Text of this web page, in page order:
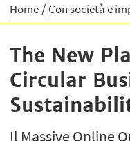
Home Con società e
The New
Circular
Il Massive Online